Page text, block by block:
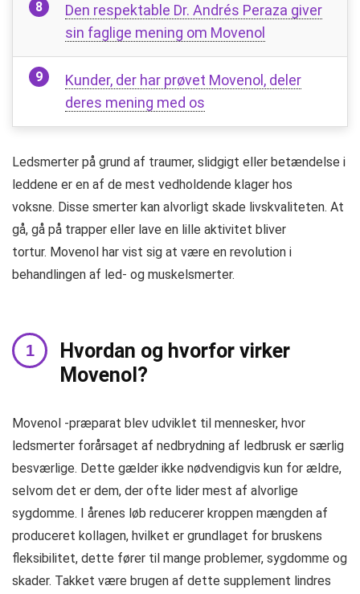
Den respektable Dr. Andrés Peraza giver
sin faglige mening om Movenol
Kunder, der har prøvet Movenol, deler
deres mening med os
Ledsmerter på grund af traumer, slidgigt eller betændelse i
leddene er en af ​​de mest vedholdende klager hos
voksne. Disse smerter kan alvorligt skade livskvaliteten. At
gå, gå på trapper eller lave en lille aktivitet bliver
tortur. Movenol har vist sig at være en revolution i
behandlingen af ​​led- og muskelsmerter.
Hvordan og hvorfor virker
Movenol?
Movenol -præparat blev udviklet til mennesker, hvor
ledsmerter forårsaget af nedbrydning af ledbrusk er særlig
besværlige. Dette gælder ikke nødvendigvis kun for ældre,
selvom det er dem, der ofte lider mest af alvorlige
sygdomme. I årenes løb reducerer kroppen mængden af ​​
produceret kollagen, hvilket er grundlaget for bruskens
fleksibilitet, dette fører til mange problemer, sygdomme og
skader. Takket være brugen af ​​dette supplement lindres